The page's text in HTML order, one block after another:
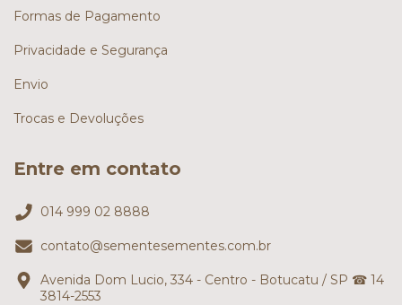
Formas de Pagamento
Privacidade e Segurança
Envio
Trocas e Devoluções
Entre em contato
014 999 02 8888
contato@sementesementes.com.br
Avenida Dom Lucio, 334 - Centro - Botucatu / SP ☎ 14
3814-2553